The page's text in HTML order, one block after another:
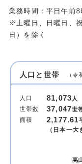
業務時間：平日午前
※土曜日、日曜日、
日）を除く
人口と世帯 （令
人口 81,073人
世帯数
37,047世
面積
2,177.61
（日本一大